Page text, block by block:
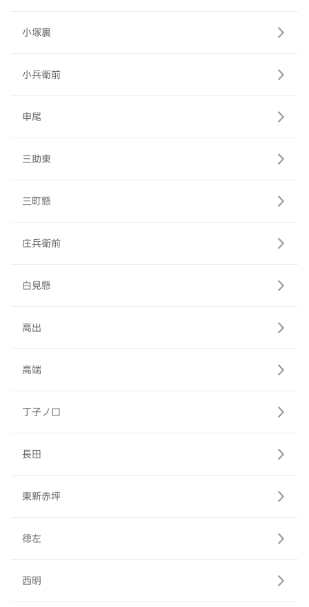
小塚裏
小兵衛前
申尾
三助東
三町懸
庄兵衛前
白見懸
高出
高端
丁子ノ口
長田
東新赤坪
徳左
西明